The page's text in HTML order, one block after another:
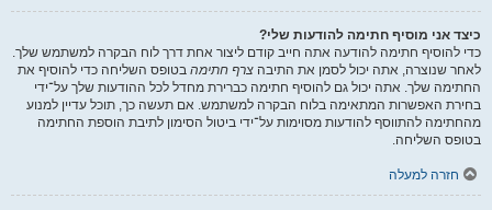
כיצד אני מוסיף חתימה להודעות שלי?
כדי להוסיף חתימה להודעה אתה חייב קודם ליצור אחת דרך לוח הבקרה למשתמש שלך.
לאחר שנוצרה, אתה יכול לסמן את התיבה צרף חתימה בטופס השליחה כדי להוסיף את
החתימה שלך. אתה יכול גם להוסיף חתימה כברירת מחדל לכל ההודעות שלך על־ידי
בחירת האפשרות המתאימה בלוח הבקרה למשתמש. אם תעשה כך, תוכל עדיין למנוע
מהחתימה להתווסף להודעות מסוימות על־ידי ביטול הסימון לתיבת הוספת החתימה
בטופס השליחה.
חזרה למעלה